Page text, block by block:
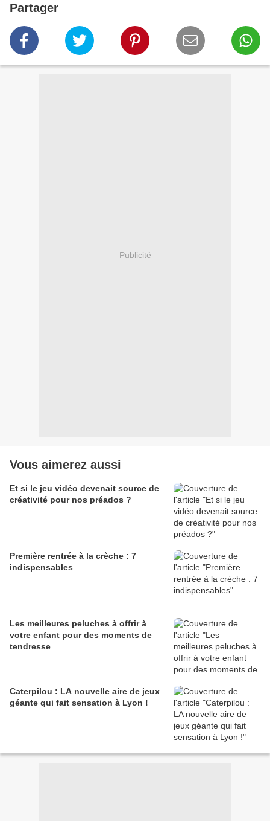
Partager
Publicité
Vous aimerez aussi
Et si le jeu vidéo devenait source de
créativité pour nos préados ?
Première rentrée à la crèche : 7
indispensables
Les meilleures peluches à offrir à
votre enfant pour des moments de
tendresse
Caterpilou : LA nouvelle aire de jeux
géante qui fait sensation à Lyon !